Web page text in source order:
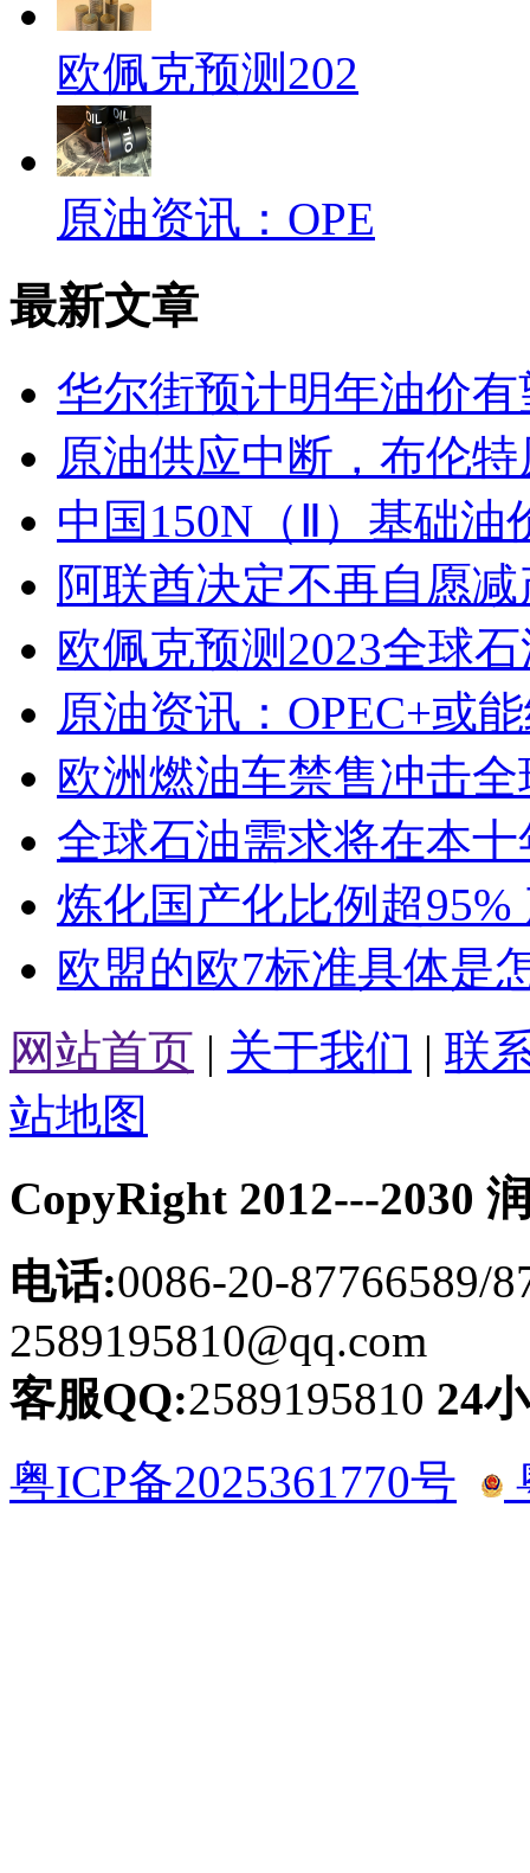
欧佩克预测202
原油资讯：OPE
最新文章
华尔街预计明年油价
原油供应中断，布伦
中国150N（Ⅱ）基础油
阿联酋决定不再自愿
欧佩克预测2023全球
原油资讯：OPEC+或
欧洲燃油车禁售冲击
全球石油需求将在本
炼化国产化比例超
欧盟的欧7标准具体是
网站首页 | 关于我们 | 联
站地图
CopyRight 2012---2030
电话:0086-20-87766589/
2589195810@qq.com
客服QQ:2589195810 24
粤ICP备2025361770号